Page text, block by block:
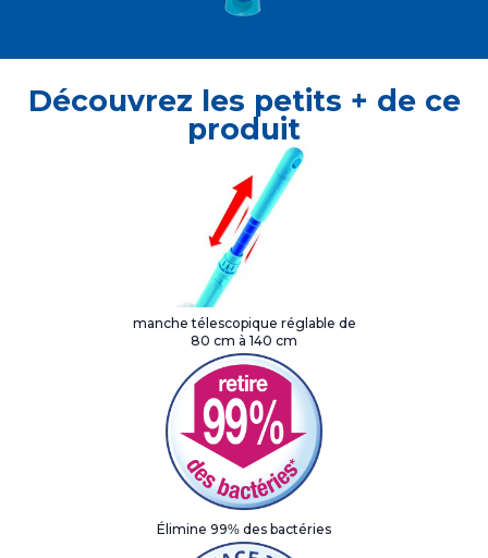
Découvrez les petits + de ce
produit
manche télescopique réglable de
80 cm à 140 cm
Élimine 99% des bactéries